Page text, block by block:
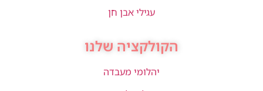
עגילי אבן חן
הקולקציה שלנו
יהלומי מעבדה